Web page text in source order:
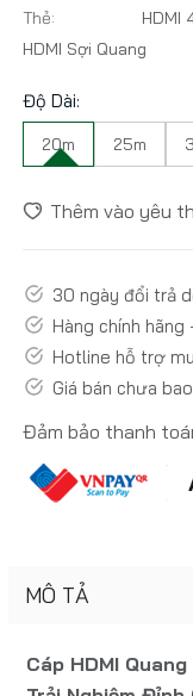
Thẻ:
HDMI
HDMI Sợi Quang
Độ Dài:
20m 25m
Thêm vào yêu
30 ngày đổi trả
Hàng chính
Hotline hỗ trợ
Giá bán chưa
Đảm bảo thanh
MÔ TẢ
Cáp HDMI